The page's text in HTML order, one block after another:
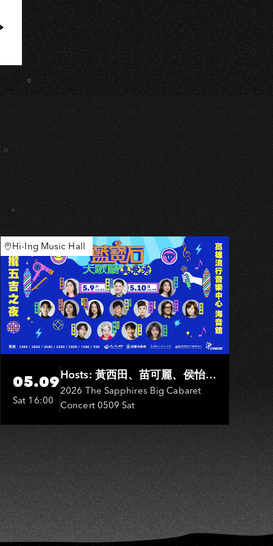
Hi-Ing Music Hall
05.09
Sat 16:00
Hosts: 黃西田、苗可麗、侯怡
君．Entertainers: 葉啟田、鳥來
嬤-吳敏、張秀卿、王彩樺、吳
淑敏、施文彬、邵大倫、曹雅
雯、陳孟賢、黃露瑤
2026 The Sapphires Big Cabaret
Concert 0509 Sat